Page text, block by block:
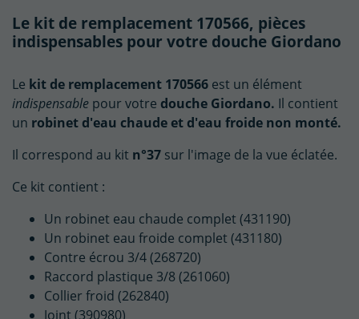
Le kit de remplacement 170566, pièces
indispensables pour votre douche Giordano
Le kit de remplacement 170566 est un élément
indispensable pour votre douche Giordano. Il contient
un robinet d'eau chaude et d'eau froide non monté.
Il correspond au kit n°37 sur l'image de la vue éclatée.
Ce kit contient :
Un robinet eau chaude complet (431190)
Un robinet eau froide complet (431180)
Contre écrou 3/4 (268720)
Raccord plastique 3/8 (261060)
Collier froid (262840)
Joint (390980)